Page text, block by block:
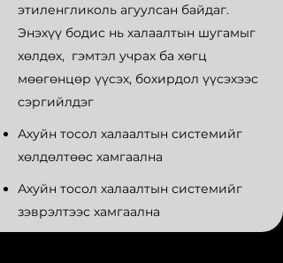
этиленгликоль агуулсан байдаг.
Энэхүү бодис нь халаалтын шугамыг
хөлдөх, гэмтэл учрах ба хөгц
мөөгөнцөр үүсэх, бохирдол үүсэхээс
сэргийлдэг
Ахуйн тосол халаалтын системийг
хөлдөлтөөс хамгаална
Ахуйн тосол халаалтын системийг
зэврэлтээс хамгаална